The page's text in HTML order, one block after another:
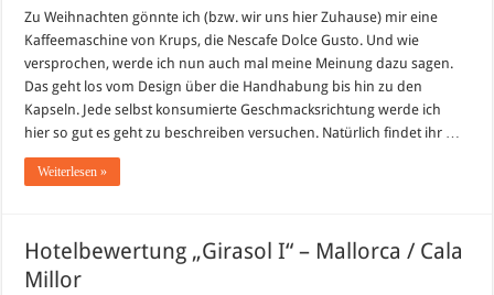
Zu Weihnachten gönnte ich (bzw. wir uns hier Zuhause) mir eine
Kaffeemaschine von Krups, die Nescafe Dolce Gusto. Und wie
versprochen, werde ich nun auch mal meine Meinung dazu sagen.
Das geht los vom Design über die Handhabung bis hin zu den
Kapseln. Jede selbst konsumierte Geschmacksrichtung werde ich
hier so gut es geht zu beschreiben versuchen. Natürlich findet ihr …
Weiterlesen »
Hotelbewertung „Girasol I“ – Mallorca / Cala
Millor